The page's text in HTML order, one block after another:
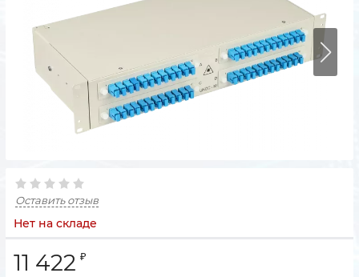
Оставить отзыв
Нет на складе
11 422 ₽